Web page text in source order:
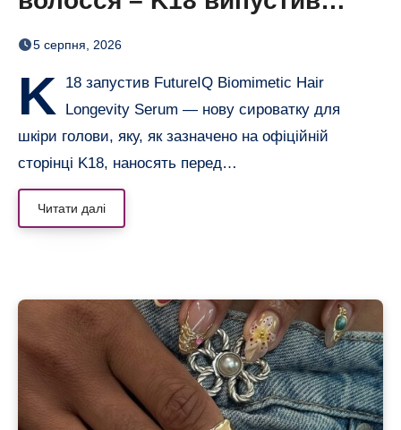
нічну сироватку FutureIQ
5 серпня, 2026
K
18 запустив FutureIQ Biomimetic Hair
Longevity Serum — нову сироватку для
шкіри голови, яку, як зазначено на офіційній
сторінці K18, наносять перед…
Читати далі